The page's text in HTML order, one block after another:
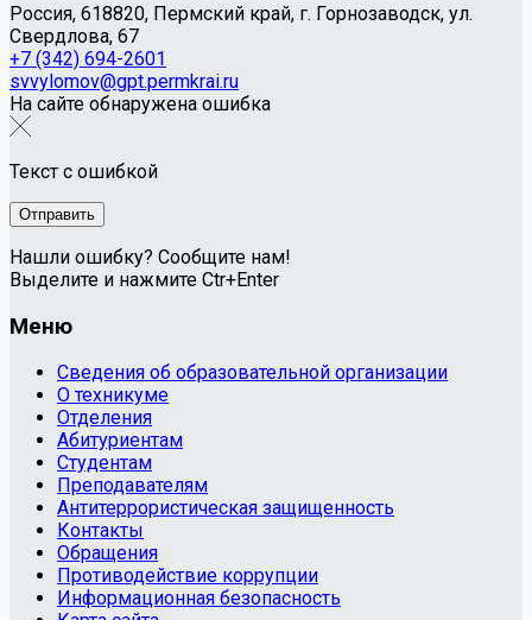
Россия, 618820, Пермский край, г. Горнозаводск, ул.
Свердлова, 67
+7 (342) 694-2601
svvylomov@gpt.permkrai.ru
На сайте обнаружена ошибка
Текст с ошибкой
Нашли ошибку? Сообщите нам!
Выделите и нажмите Ctr+Enter
Меню
Сведения об образовательной организации
О техникуме
Отделения
Абитуриентам
Студентам
Преподавателям
Антитеррористическая защищенность
Контакты
Обращения
Противодействие коррупции
Информационная безопасность